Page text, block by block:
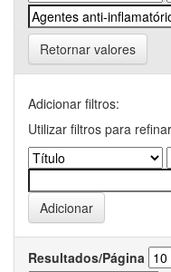
Retornar valores
Adicionar filtros:
Utilizar filtros para
Resultados/Página